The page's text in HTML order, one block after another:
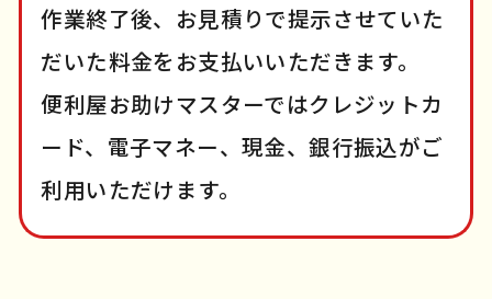
作業終了後、お見積りで提示させていた
だいた料金をお支払いいただきます。
便利屋お助けマスターではクレジットカ
ード、電子マネー、現金、銀行振込がご
利用いただけます。